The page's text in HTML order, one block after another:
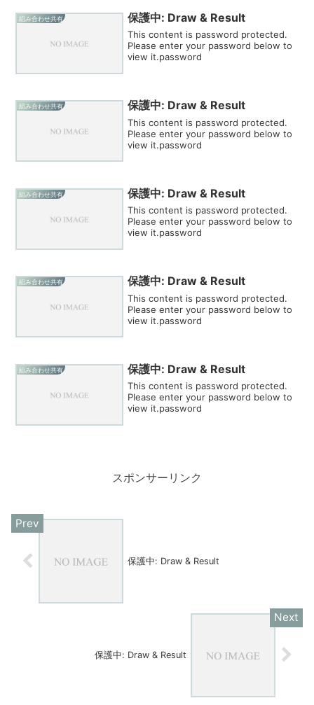
組み合わせ共有 保護中: Draw & Result
This content is password protected.
Please enter your password below to
view it.password
組み合わせ共有 保護中: Draw & Result
This content is password protected.
Please enter your password below to
view it.password
組み合わせ共有 保護中: Draw & Result
This content is password protected.
Please enter your password below to
view it.password
組み合わせ共有 保護中: Draw & Result
This content is password protected.
Please enter your password below to
view it.password
組み合わせ共有 保護中: Draw & Result
This content is password protected.
Please enter your password below to
view it.password
スポンサーリンク
保護中: Draw & Result
保護中: Draw & Result